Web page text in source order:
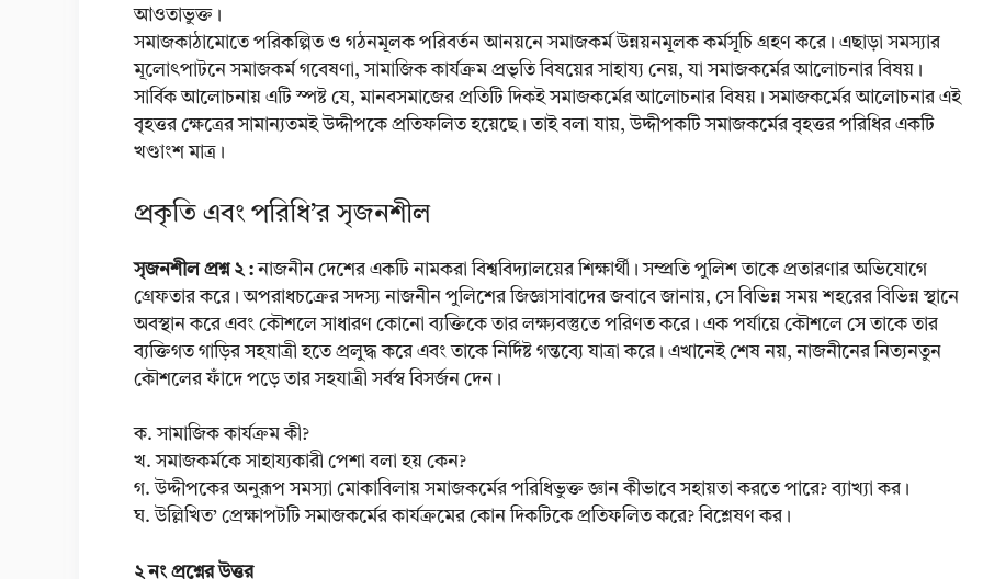
আওতাভুক্ত।
সমাজকাঠামোতে পরিকল্পিত ও গঠনমূলক পরিবর্তন আনয়নে সমাজকর্ম উন্নয়নমূলক কর্মসূচি গ্রহণ করে। এছাড়া সমস্যার
মূলোৎপাটনে সমাজকর্ম গবেষণা, সামাজিক কার্যক্রম প্রভৃতি বিষয়ের সাহায্য নেয়, যা সমাজকর্মের আলোচনার বিষয়।
সার্বিক আলোচনায় এটি স্পষ্ট যে, মানবসমাজের প্রতিটি দিকই সমাজকর্মের আলোচনার বিষয়। সমাজকর্মের আলোচনার এই
বৃহত্তর ক্ষেত্রের সামান্যতমই উদ্দীপকে প্রতিফলিত হয়েছে। তাই বলা যায়, উদ্দীপকটি সমাজকর্মের বৃহত্তর পরিধির একটি
খণ্ডাংশ মাত্র।
প্রকৃতি এবং পরিধি’র সৃজনশীল
সৃজনশীল প্রশ্ন ২ :নাজনীন দেশের একটি নামকরা বিশ্ববিদ্যালয়ের শিক্ষার্থী। সম্প্রতি পুলিশ তাকে প্রতারণার অভিযোগে
গ্রেফতার করে। অপরাধচক্রের সদস্য নাজনীন পুলিশের জিজ্ঞাসাবাদের জবাবে জানায়, সে বিভিন্ন সময় শহরের বিভিন্ন স্থানে
অবস্থান করে এবং কৌশলে সাধারণ কোনো ব্যক্তিকে তার লক্ষ্যবস্তুতে পরিণত করে। এক পর্যায়ে কৌশলে সে তাকে তার
ব্যক্তিগত গাড়ির সহযাত্রী হতে প্রলুদ্ধ করে এবং তাকে নির্দিষ্ট গন্তব্যে যাত্রা করে। এখানেই শেষ নয়, নাজনীনের নিত্যনতুন
কৌশলের ফাঁদে পড়ে তার সহযাত্রী সর্বস্ব বিসর্জন দেন।
ক. সামাজিক কার্যক্রম কী?
খ. সমাজকর্মকে সাহায্যকারী পেশা বলা হয় কেন?
গ. উদ্দীপকের অনুরূপ সমস্যা মোকাবিলায় সমাজকর্মের পরিধিভুক্ত জ্ঞান কীভাবে সহায়তা করতে পারে? ব্যাখ্যা কর।
ঘ. উল্লিখিত’ প্রেক্ষাপটটি সমাজকর্মের কার্যক্রমের কোন দিকটিকে প্রতিফলিত করে? বিশ্লেষণ কর।
২ নং প্রশ্নের উত্তর